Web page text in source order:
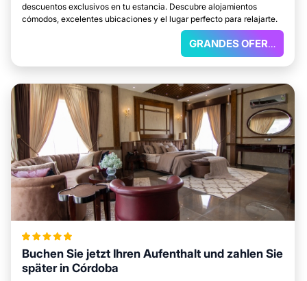
descuentos exclusivos en tu estancia. Descubre alojamientos
cómodos, excelentes ubicaciones y el lugar perfecto para relajarte.
GRANDES OFERTAS
Buchen Sie jetzt Ihren Aufenthalt und zahlen Sie
später in Córdoba